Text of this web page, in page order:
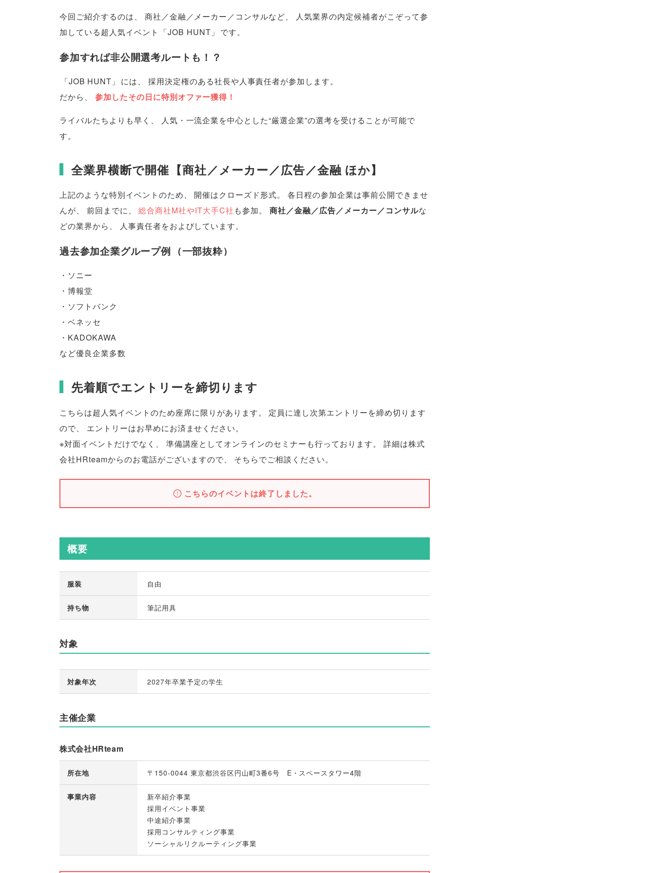
今回ご紹介するのは、 商社／金融／メーカー／コンサルなど、
人気業界の内定候補者がこぞって参
加している超人気イベント
「JOB HUNT 」 です。
参加すれば非公開選考ルートも！？
「JOB HUNT 」 には、 採用決定権のある社長や人事責任者が参加します。
だから 、 参加したその日に特別オファー獲得！
ライバルたちよりも早く 、
人気・一流企業を中心とした“厳選企業”の選考を受けることが可能で
す。
全業界横断で開催 【商社／メーカー／広告／金融 ほか】
上記のような特別イベントのため、 開催はクローズド形式。
各日程の参加企業は事前公開できませ
んが、 前回までに、 総合商社M社やIT大手C社 も参加。 商社／金融／広告／メーカー／コンサルな
どの業界から 、 人事責任者をおよびしています。
過去参加企業グループ例 （一部抜粋）
・ソニー
・博報堂
・ソフトバンク
・ベネッセ
・KADOKAWA
など優良企業多数
先着順でエントリーを締切ります
こちらは超人気イベントのため座席に限りがあります。
定員に達し次第エントリーを締め切ります
ので、 エントリーはお早めにお済ませください。
※対面イベントだけでなく 、 準備講座としてオンラインのセミナーも行っております。
詳細は株式
会社HRteamからのお電話がございますので、 そちらでご相談ください。
こちらのイベントは終了しました。
概要
服装 自由
持ち物 筆記用具
対象
対象年次 2027年卒業予定の学生
主催企業
株式会社HRteam
所在地 〒150-0044 東京都渋谷区円山町3番6号 E・スペースタワー4階
事業内容
新卒紹介事業
採用イベント事業
中途紹介事業
採用コンサルティング事業
ソーシャルリクルーティング事業